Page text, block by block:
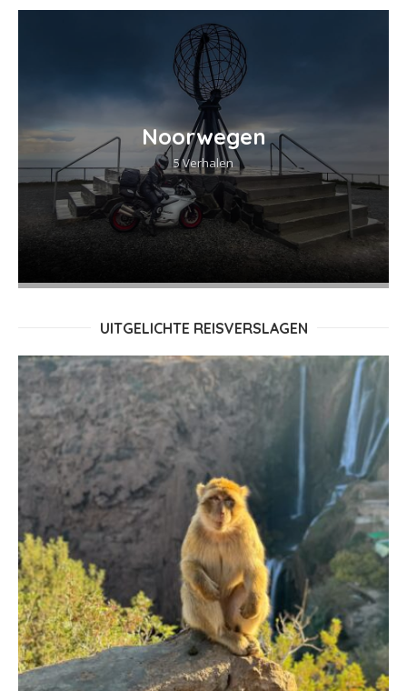
Noorwegen
5 Verhalen
UITGELICHTE REISVERSLAGEN